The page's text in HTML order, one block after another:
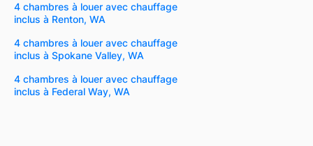
4 chambres à louer avec chauffage
inclus à Renton, WA
4 chambres à louer avec chauffage
inclus à Spokane Valley, WA
4 chambres à louer avec chauffage
inclus à Federal Way, WA